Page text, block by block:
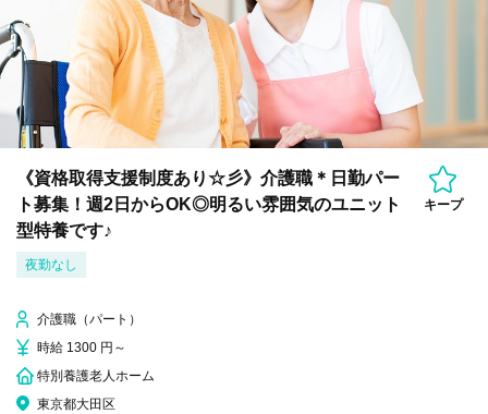
《資格取得支援制度あり☆彡》介護職＊日勤パー
ト募集！週2日からOK◎明るい雰囲気のユニット
型特養です♪
キープ
夜勤なし
介護職（パート）
時給 1300 円～
特別養護老人ホーム
東京都大田区